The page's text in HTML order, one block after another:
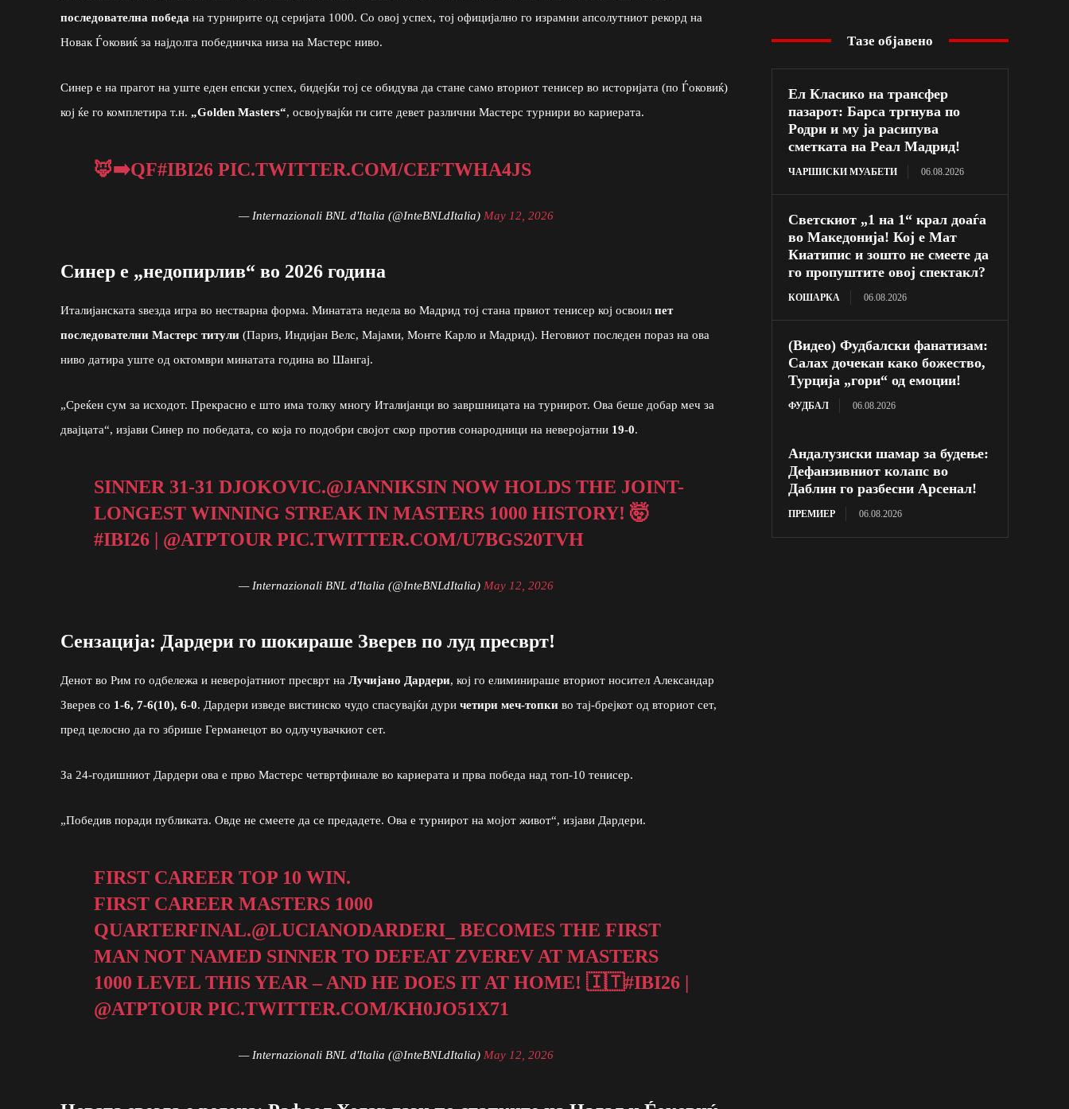
последователна победа на турнирите од серијата 1000. Со овој успех, тој официјално го израмни апсолутниот рекорд на
Новак Ѓоковиќ за најдолга победничка низа на Мастерс ниво.
Синер е на прагот на уште еден епски успех, бидејќи тој се обидува да стане само вториот тенисер во историјата (по Ѓоковиќ)
кој ќе го комплетира т.н. „Golden Masters“, освојувајќи ги сите девет различни Мастерс турнири во кариерата.
🦊➡️QF#IBI26 PIC.TWITTER.COM/CEFTWHA4JS
— Internazionali BNL d'Italia (@InteBNLdItalia) May 12, 2026
Синер е „недопирлив“ во 2026 година
Италијанската ѕвезда игра во нестварна форма. Минатата недела во Мадрид тој стана првиот тенисер кој освоил пет
последователни Мастерс титули (Париз, Индијан Велс, Мајами, Монте Карло и Мадрид). Неговиот последен пораз на ова
ниво датира уште од октомври минатата година во Шангај.
„Среќен сум за исходот. Прекрасно е што има толку многу Италијанци во завршницата на турнирот. Ова беше добар меч за
двајцата“, изјави Синер по победата, со која го подобри својот скор против сонародници на неверојатни 19-0.
SINNER 31-31 DJOKOVIC.@JANNIKSIN NOW HOLDS THE JOINT-
LONGEST WINNING STREAK IN MASTERS 1000 HISTORY! 🤯
#IBI26 | @ATPTOUR PIC.TWITTER.COM/U7BGS20TVH
— Internazionali BNL d'Italia (@InteBNLdItalia) May 12, 2026
Сензација: Дардери го шокираше Зверев по луд пресврт!
Денот во Рим го одбележа и неверојатниот пресврт на Лучијано Дардери, кој го елиминираше вториот носител Александар
Зверев со 1-6, 7-6(10), 6-0. Дардери изведе вистинско чудо спасувајќи дури четири меч-топки во тај-брејкот од вториот сет,
пред целосно да го збрише Германецот во одлучувачкиот сет.
За 24-годишниот Дардери ова е прво Мастерс четвртфинале во кариерата и прва победа над топ-10 тенисер.
„Победив поради публиката. Овде не смеете да се предадете. Ова е турнирот на мојот живот“, изјави Дардери.
FIRST CAREER TOP 10 WIN.
FIRST CAREER MASTERS 1000
QUARTERFINAL.@LUCIANODARDERI_
BECOMES THE FIRST
MAN NOT NAMED SINNER TO DEFEAT ZVEREV AT MASTERS
1000 LEVEL THIS YEAR – AND HE DOES IT AT HOME! 🇮🇹#IBI26 |
@ATPTOUR PIC.TWITTER.COM/KH0JO51X71
— Internazionali BNL d'Italia (@InteBNLdItalia) May 12, 2026
Тазе објавено
Ел Класико на трансфер
пазарот: Барса тргнува по
Родри и му ја расипува
сметката на Реал Мадрид!
ЧАРШИСКИ МУАБЕТИ 06.08.2026
Светскиот „1 на 1“ крал доаѓа
во Македонија! Кој е Мат
Киатипис и зошто не смеете да
го пропуштите овој спектакл?
КОШАРКА 06.08.2026
(Видео) Фудбалски фанатизам:
Салах дочекан како божество,
Турција „гори“ од емоции!
ФУДБАЛ 06.08.2026
Андалузиски шамар за будење:
Дефанзивниот колапс во
Даблин го разбесни Арсенал!
ПРЕМИЕР 06.08.2026